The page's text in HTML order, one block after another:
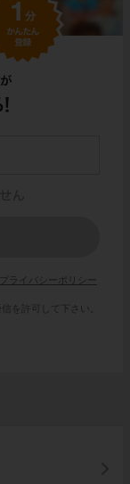
ライバシーポリシー
を許可して下さい。